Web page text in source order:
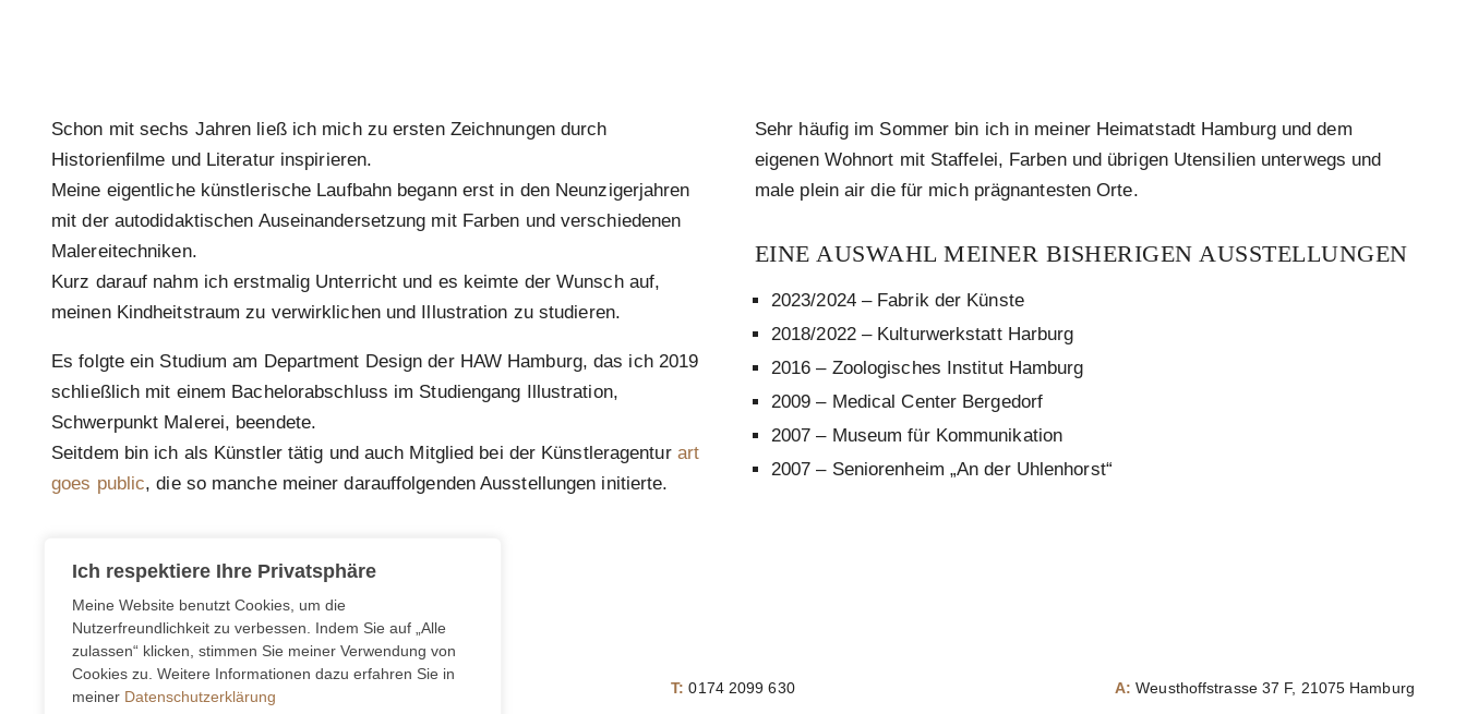
Schon mit sechs Jahren ließ ich mich zu ersten Zeichnungen durch
Historienfilme und Literatur inspirieren.
Meine eigentliche künstlerische Laufbahn begann erst in den Neunzigerjahren
mit der autodidaktischen Auseinandersetzung mit Farben und verschiedenen
Malereitechniken.
Kurz darauf nahm ich erstmalig Unterricht und es keimte der Wunsch auf,
meinen Kindheitstraum zu verwirklichen und Illustration zu studieren.
Es folgte ein Studium am Department Design der HAW Hamburg, das ich 2019
schließlich mit einem Bachelorabschluss im Studiengang Illustration,
Schwerpunkt Malerei, beendete.
Seitdem bin ich als Künstler tätig und auch Mitglied bei der Künstleragentur art
goes public, die so manche meiner darauffolgenden Ausstellungen initierte.
Sehr häufig im Sommer bin ich in meiner Heimatstadt Hamburg und dem
eigenen Wohnort mit Staffelei, Farben und übrigen Utensilien unterwegs und
male plein air die für mich prägnantesten Orte.
EINE AUSWAHL MEINER BISHERIGEN AUSSTELLUNGEN
2023/2024 – Fabrik der Künste
2018/2022 – Kulturwerkstatt Harburg
2016 – Zoologisches Institut Hamburg
2009 – Medical Center Bergedorf
2007 – Museum für Kommunikation
2007 – Seniorenheim „An der Uhlenhorst“
kontakt@thomastimm.de T:0174 2099 630 A:Weusthoffstrasse 37 F, 21075 Hamburg
Ich respektiere Ihre Privatsphäre
Meine Website benutzt Cookies, um die
Nutzerfreundlichkeit zu verbessen. Indem Sie auf „Alle
zulassen“ klicken, stimmen Sie meiner Verwendung von
Cookies zu. Weitere Informationen dazu erfahren Sie in
meiner Datenschutzerklärung